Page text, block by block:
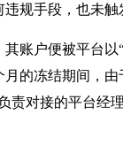
规手段，也未触
账户便被平台
的冻结期间，
责对接的平台经